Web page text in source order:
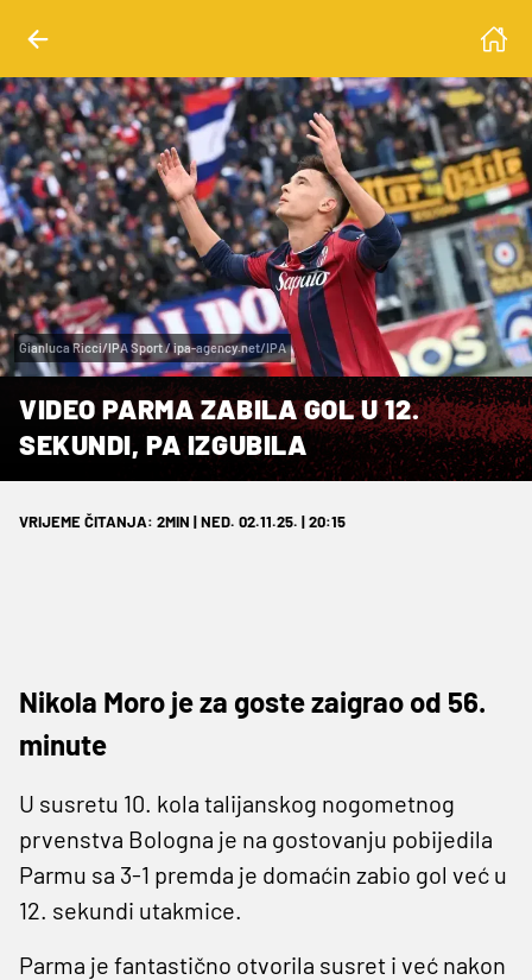
Gianluca Ricci/IPA Sport / ipa-agency.net/IPA
VIDEO PARMA ZABILA GOL U 12.
SEKUNDI, PA IZGUBILA
VRIJEME ČITANJA: 2MIN | NED. 02.11.25. | 20:15
Nikola Moro je za goste zaigrao od 56.
minute
U susretu 10. kola talijanskog nogometnog
prvenstva Bologna je na gostovanju pobijedila
Parmu sa 3-1 premda je domaćin zabio gol već u
12. sekundi utakmice.
Parma je fantastično otvorila susret i već nakon